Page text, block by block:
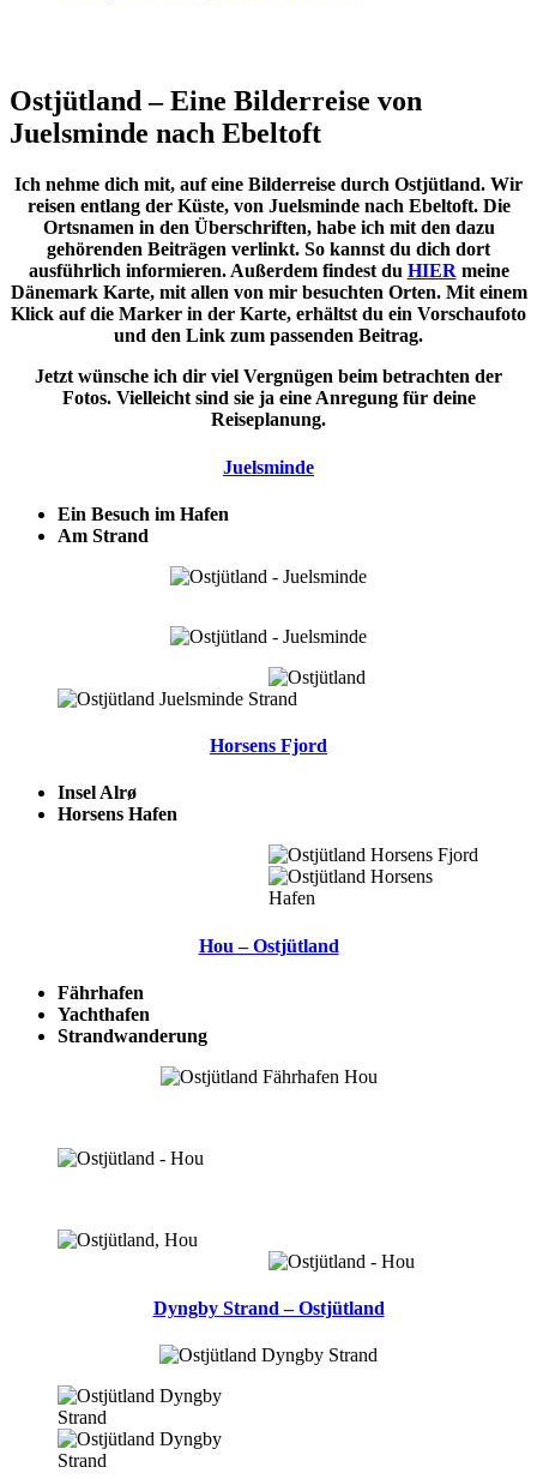
Ostjütland – Eine Bilderreise von
Juelsminde nach Ebeltoft
Ich nehme dich mit, auf eine Bilderreise durch Ostjütland. Wir
reisen entlang der Küste, von Juelsminde nach Ebeltoft. Die
Ortsnamen in den Überschriften, habe ich mit den dazu
gehörenden Beiträgen verlinkt. So kannst du dich dort
ausführlich informieren. Außerdem findest du HIER meine
Dänemark Karte, mit allen von mir besuchten Orten. Mit einem
Klick auf die Marker in der Karte, erhältst du ein Vorschaufoto
und den Link zum passenden Beitrag.
Jetzt wünsche ich dir viel Vergnügen beim betrachten der
Fotos. Vielleicht sind sie ja eine Anregung für deine
Reiseplanung.
Juelsminde
Ein Besuch im Hafen
Am Strand
Horsens Fjord
Insel Alrø
Horsens Hafen
Hou – Ostjütland
Fährhafen
Yachthafen
Strandwanderung
Dyngby Strand – Ostjütland